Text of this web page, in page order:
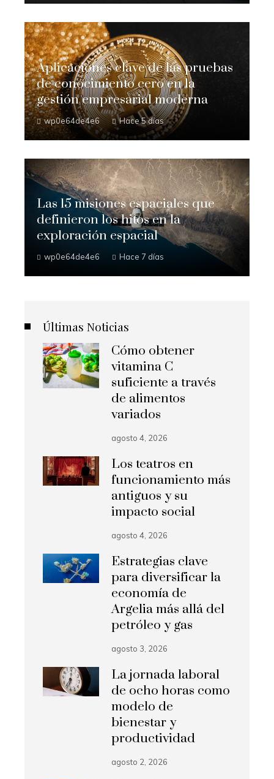
Aplicaciones clave de las pruebas
de conocimiento cero en la
gestión empresarial moderna
wp0e64de4e6 Hace 5 días
Las 15 misiones espaciales que
definieron los hitos en la
exploración espacial
wp0e64de4e6 Hace 7 días
Últimas Noticias
Cómo obtener
vitamina C
suficiente a través
de alimentos
variados
agosto 4, 2026
Los teatros en
funcionamiento más
antiguos y su
impacto social
agosto 4, 2026
Estrategias clave
para diversificar la
economía de
Argelia más allá del
petróleo y gas
agosto 3, 2026
La jornada laboral
de ocho horas como
modelo de
bienestar y
productividad
agosto 2, 2026